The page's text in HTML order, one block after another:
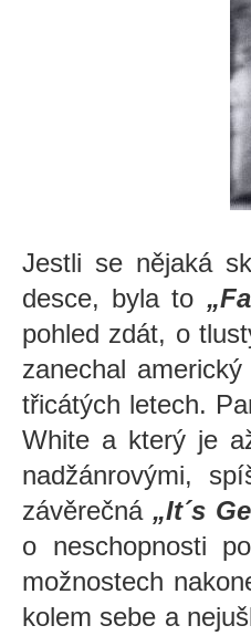
Jestli se nějaká
desce, byla to
pohled zdát, o
zanechal
třicátých letech.
White a který je
nadžánrovými,
závěrečná „It´s
o neschopnosti
možnostech
kolem sebe a